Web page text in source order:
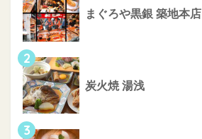
まぐろや黒銀 築地本店
2
炭火焼 湯浅
3